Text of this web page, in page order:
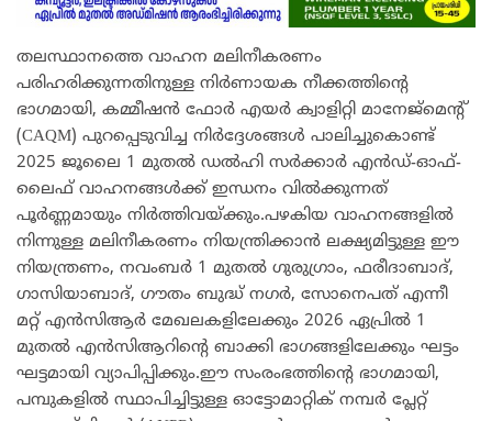
തലസ്ഥാനത്തെ വാഹന മലിനീകരണം
പരിഹരിക്കുന്നതിനുള്ള നിര്‍ണായക നീക്കത്തിന്റെ
ഭാഗമായി, കമ്മീഷന്‍ ഫോര്‍ എയര്‍ ക്വാളിറ്റി മാനേജ്മെന്റ്
(CAQM) പുറപ്പെടുവിച്ച നിര്‍ദ്ദേശങ്ങള്‍ പാലിച്ചുകൊണ്ട്
2025 ജൂലൈ 1 മുതല്‍ ഡല്‍ഹി സര്‍ക്കാര്‍ എന്‍ഡ്-ഓഫ്-
ലൈഫ് വാഹനങ്ങള്‍ക്ക് ഇന്ധനം വില്‍ക്കുന്നത്
പൂര്‍ണ്ണമായും നിര്‍ത്തിവയ്ക്കും.പഴകിയ വാഹനങ്ങളില്‍
നിന്നുള്ള മലിനീകരണം നിയന്ത്രിക്കാന്‍ ലക്ഷ്യമിട്ടുള്ള ഈ
നിയന്ത്രണം, നവംബര്‍ 1 മുതല്‍ ഗുരുഗ്രാം, ഫരീദാബാദ്,
ഗാസിയാബാദ്, ഗൗതം ബുദ്ധ് നഗര്‍, സോനെപത് എന്നീ
മറ്റ് എന്‍സിആര്‍ മേഖലകളിലേക്കും 2026 ഏപ്രില്‍ 1
മുതല്‍ എന്‍സിആറിന്റെ ബാക്കി ഭാഗങ്ങളിലേക്കും ഘട്ടം
ഘട്ടമായി വ്യാപിപ്പിക്കും.ഈ സംരംഭത്തിന്റെ ഭാഗമായി,
പമ്പുകളില്‍ സ്ഥാപിച്ചിട്ടുള്ള ഓട്ടോമാറ്റിക് നമ്പര്‍ പ്ലേറ്റ്